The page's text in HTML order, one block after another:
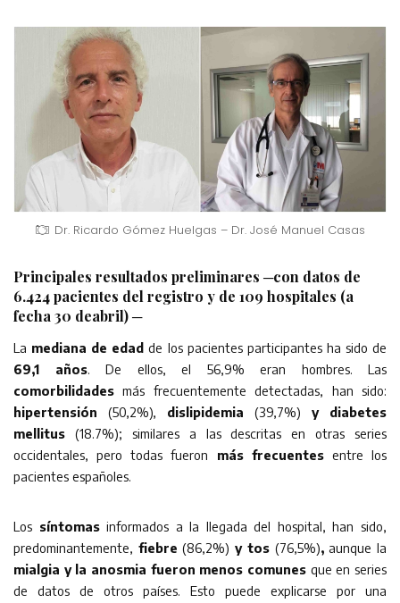
Dr. Ricardo Gómez Huelgas – Dr. José Manuel Casas
Principales resultados preliminares ─con datos de
6.424 pacientes del registro y de 109 hospitales (a
fecha 30 deabril) ─
La mediana de edad de los pacientes participantes ha sido de
69,1 años. De ellos, el 56,9% eran hombres. Las
comorbilidades más frecuentemente detectadas, han sido:
hipertensión (50,2%), dislipidemia (39,7%) y diabetes
mellitus (18.7%); similares a las descritas en otras series
occidentales, pero todas fueron más frecuentesentre los
pacientes españoles.
Los síntomasinformados a la llegada del hospital, han sido,
predominantemente, fiebre (86,2%) y tos (76,5%), aunque la
mialgia y la anosmia fueron menos comunes que en series
de datos de otros países. Esto puede explicarse por una